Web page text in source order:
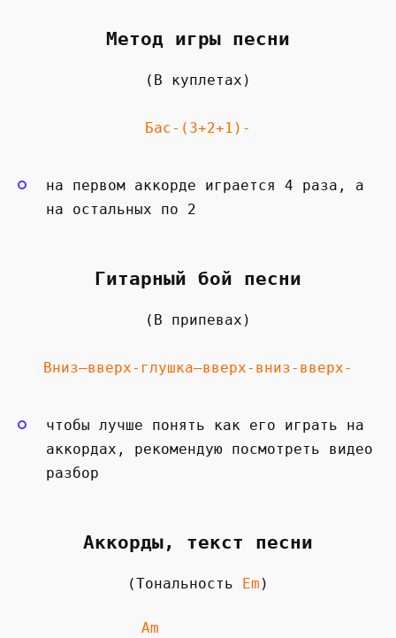
Метод игры песни
(В куплетах)
Бас-(3+2+1)-
на первом аккорде играется 4 раза, а
на остальных по 2
Гитарный бой песни
(В припевах)
Вниз—вверх-глушка—вверх-вниз-вверх-
чтобы лучше понять как его играть на
аккордах, рекомендую посмотреть видео
разбор
Аккорды, текст песни
(Тональность Em )
              Am